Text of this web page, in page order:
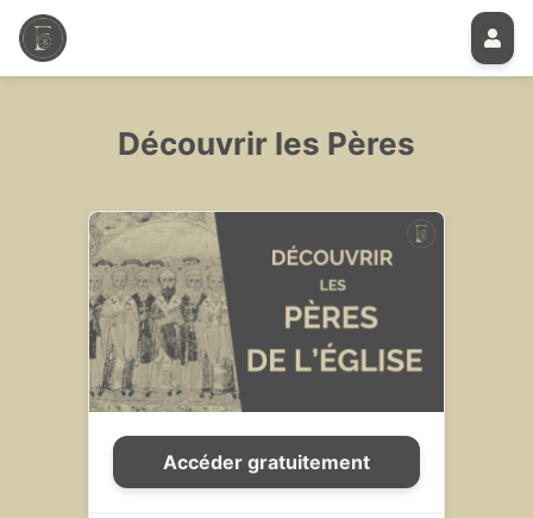
Découvrir les Pères
Accéder gratuitement